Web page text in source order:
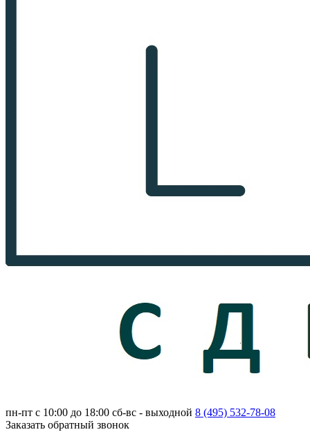
пн-пт с 10:00 до 18:00 сб-вс - выходной 8 (495) 532-78-08
Заказать обратный звонок